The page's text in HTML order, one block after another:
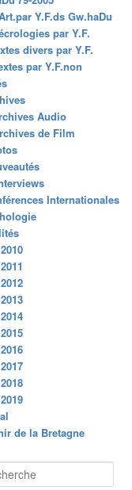
Y.F.ds Gw.haDu
par Y.F.
divers par Y.F.
par Y.F.non
Audio
de Film
Internationales
2010
2011
2012
2013
2014
2015
2016
2017
2018
2019
de la Bretagne